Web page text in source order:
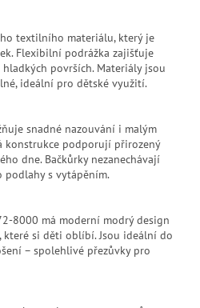
textilního materiálu, který je
Flexibilní podrážka zajišťuje
površích. Materiály jsou
ideální pro dětské využití.
snadné nazouvání i malým
konstrukce podporují přirozený
dne. Bačkůrky nezanechávají
podlahy s vytápěním.
8000 má moderní modrý design
které si děti oblíbí. Jsou ideální do
– spolehlivé přezůvky pro